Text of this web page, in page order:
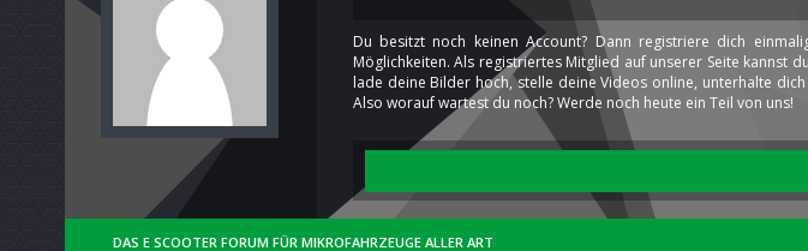
Du besitzt noch keinen Account? Dann registriere dich
Möglichkeiten. Als registriertes Mitglied auf unserer Seite kannst
lade deine Bilder hoch, stelle deine Videos online, unterhalte
Also worauf wartest du noch? Werde noch heute ein Teil von uns!
DAS E SCOOTER FORUM FÜR MIKROFAHRZEUGE ALLER ART